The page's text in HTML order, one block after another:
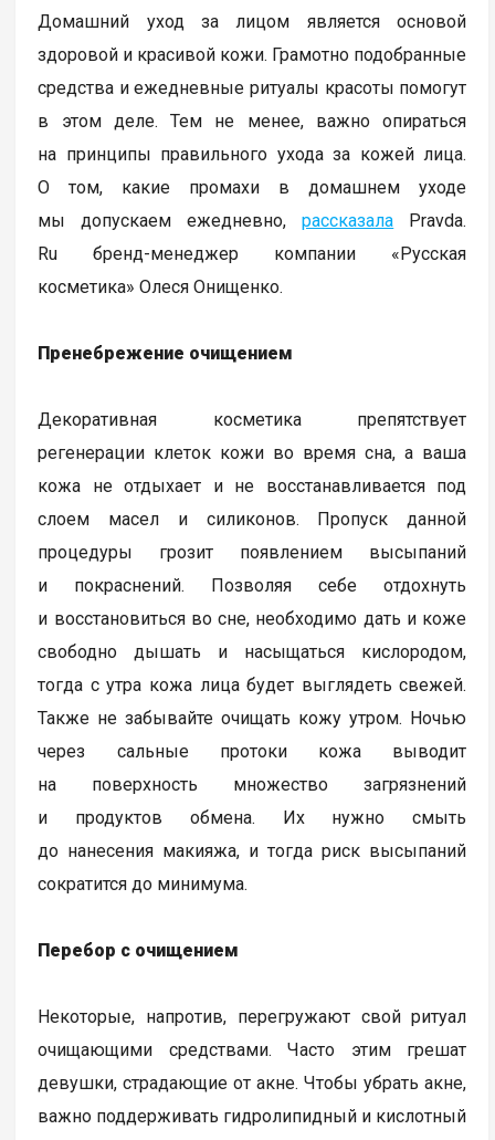
Домашний уход за лицом является основой
здоровой и красивой кожи. Грамотно подобранные
средства и ежедневные ритуалы красоты помогут
в этом деле. Тем не менее, важно опираться
на принципы правильного ухода за кожей лица.
О том, какие промахи в домашнем уходе
мы допускаем ежедневно,рассказала Pravda.
Ru бренд-менеджер компании «Русская
косметика» Олеся Онищенко.
Пренебрежение очищением
Декоративная косметика препятствует
регенерации клеток кожи во время сна, а ваша
кожа не отдыхает и не восстанавливается под
слоем масел и силиконов. Пропуск данной
процедуры грозит появлением высыпаний
и покраснений. Позволяя себе отдохнуть
и восстановиться во сне, необходимо дать и коже
свободно дышать и насыщаться кислородом,
тогда с утра кожа лица будет выглядеть свежей.
Также не забывайте очищать кожу утром. Ночью
через сальные протоки кожа выводит
на поверхность множество загрязнений
и продуктов обмена. Их нужно смыть
до нанесения макияжа, и тогда риск высыпаний
сократится до минимума.
Перебор с очищением
Некоторые, напротив, перегружают свой ритуал
очищающими средствами. Часто этим грешат
девушки, страдающие от акне. Чтобы убрать акне,
важно поддерживать гидролипидный и кислотный